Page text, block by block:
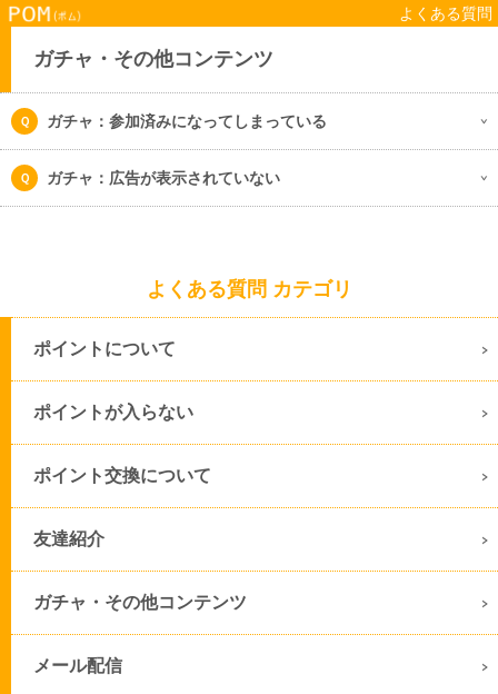
よくある質問
ガチャ・その他コンテンツ
ガチャ：参加済みになってしまっている
ガチャ：広告が表示されていない
よくある質問 カテゴリ
ポイントについて
ポイントが入らない
ポイント交換について
友達紹介
ガチャ・その他コンテンツ
メール配信